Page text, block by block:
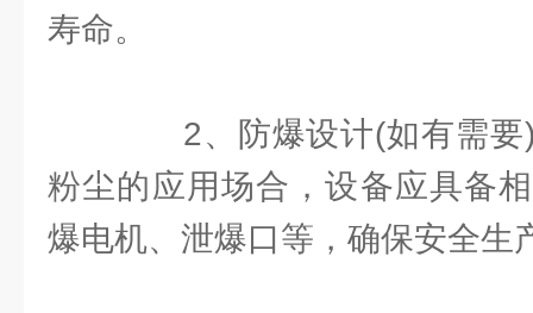
寿命。
2、防爆设计(如有需要)
粉尘的应用场合，设备应具备
爆电机、泄爆口等，确保安全生